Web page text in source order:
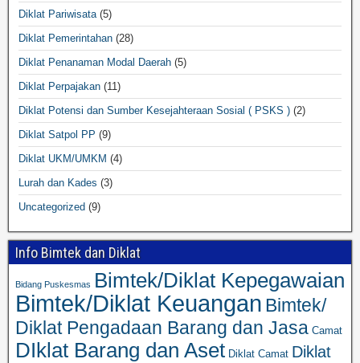
Diklat Pariwisata (5)
Diklat Pemerintahan (28)
Diklat Penanaman Modal Daerah (5)
Diklat Perpajakan (11)
Diklat Potensi dan Sumber Kesejahteraan Sosial ( PSKS ) (2)
Diklat Satpol PP (9)
Diklat UKM/UMKM (4)
Lurah dan Kades (3)
Uncategorized (9)
Info Bimtek dan Diklat
Bidang Puskesmas Bimtek/Diklat Kepegawaian
Bimtek/Diklat Keuangan Bimtek/
Diklat Pengadaan Barang dan Jasa Camat
DIklat Barang dan Aset Diklat Camat Diklat